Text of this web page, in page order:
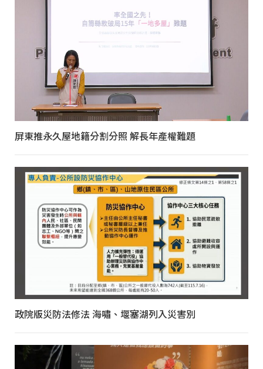
屏東推永久屋地籍分割分照 解長年產權難題
政院版災防法修法 海嘯、堰塞湖列入災害別